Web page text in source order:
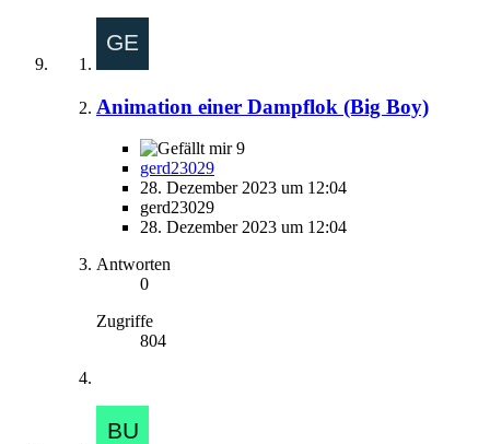
Animation einer Dampflok (Big Boy)
9
gerd23029
28. Dezember 2023 um 12:04
gerd23029
28. Dezember 2023 um 12:04
Antworten
0
Zugriffe
804